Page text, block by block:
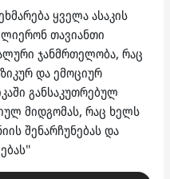
ყველა ასაკის
თავიანთი
ჯანმრთელობა, რაც
და ემოციურ
განსაკუთრებულ
მიდგომას, რაც ხელს
შენარჩუნებას და